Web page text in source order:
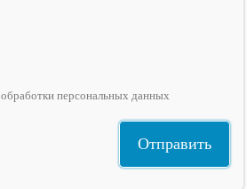
обработки персональных данных